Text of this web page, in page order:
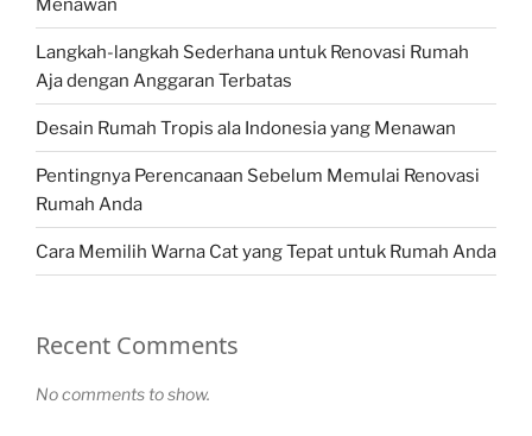
Menawan
Langkah-langkah Sederhana untuk Renovasi Rumah
Aja dengan Anggaran Terbatas
Desain Rumah Tropis ala Indonesia yang Menawan
Pentingnya Perencanaan Sebelum Memulai Renovasi
Rumah Anda
Cara Memilih Warna Cat yang Tepat untuk Rumah Anda
Recent Comments
No comments to show.